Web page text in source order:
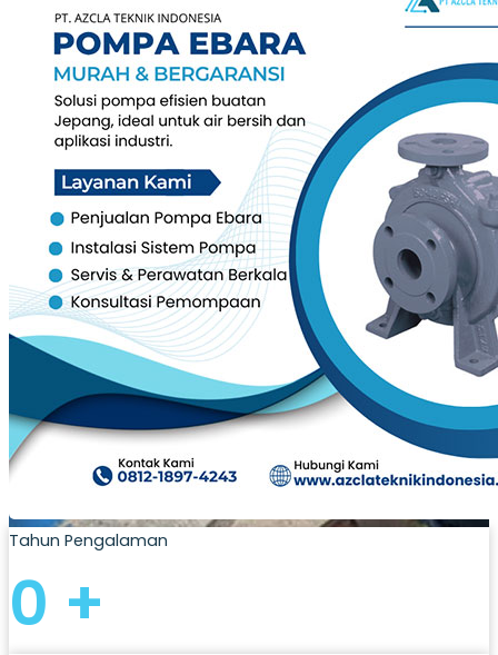
Tahun Pengalaman
0 +